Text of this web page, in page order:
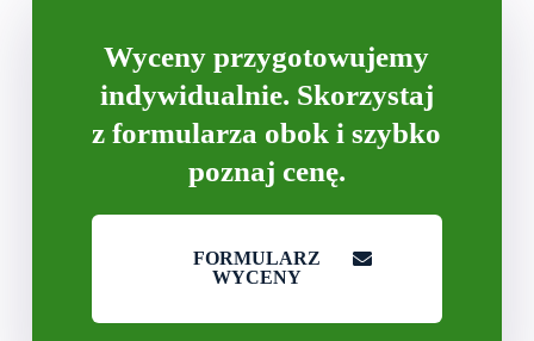
Wyceny przygotowujemy
indywidualnie. Skorzystaj
z formularza obok i szybko
poznaj cenę.
FORMULARZ
WYCENY